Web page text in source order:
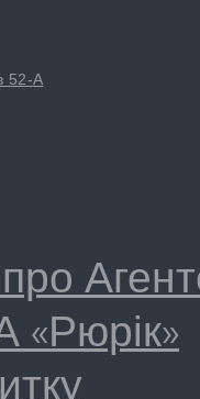
52-А
«Рюрік»